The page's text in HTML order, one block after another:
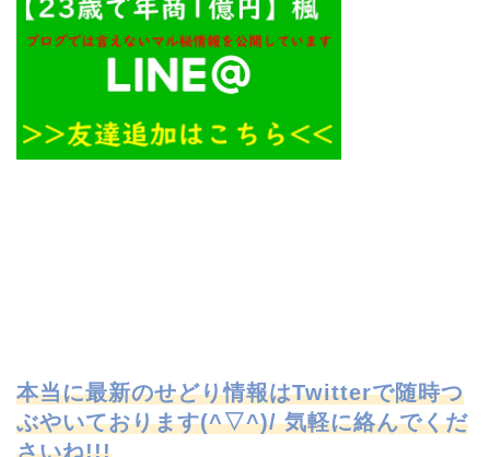
本当に最新のせどり情報はTwitterで随時つ
ぶやいております(^▽^)/ 気軽に絡んでくだ
さいね!!!